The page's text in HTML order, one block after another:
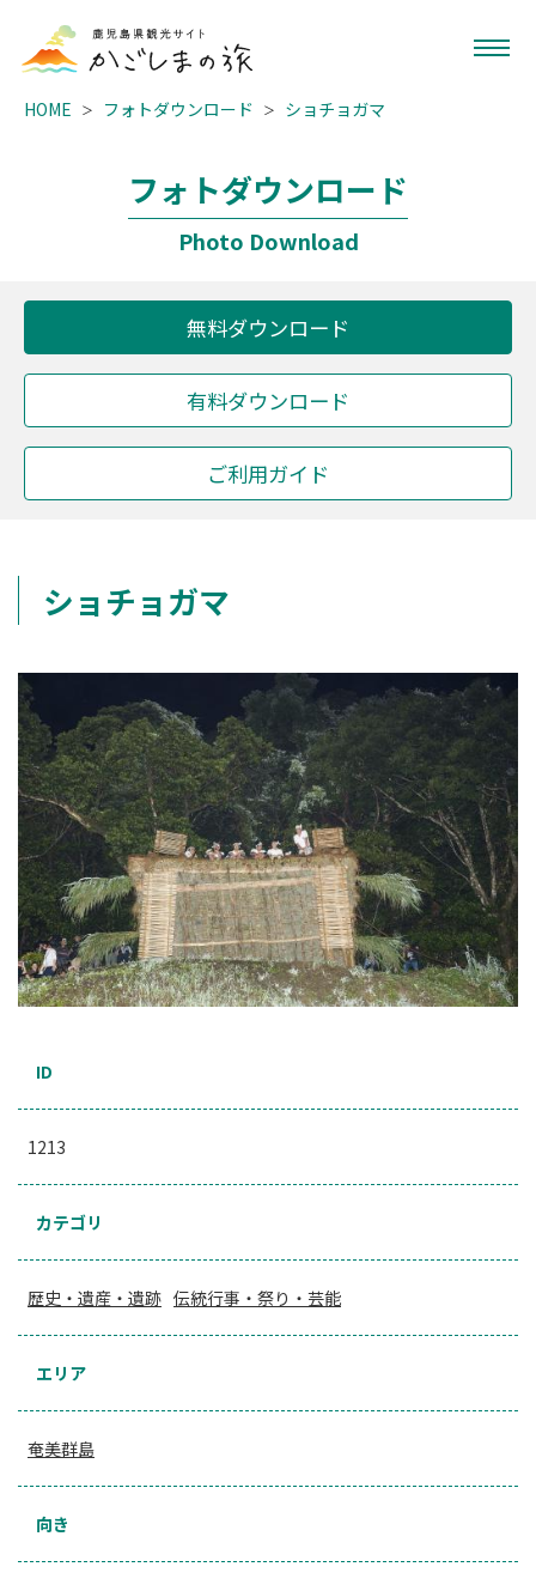
HOME フォトダウンロード ショチョガマ
フォトダウンロード
Photo Download
無料ダウンロード
有料ダウンロード
ご利用ガイド
ショチョガマ
ID
1213
カテゴリ
歴史・遺産・遺跡 伝統行事・祭り・芸能
エリア
奄美群島
向き